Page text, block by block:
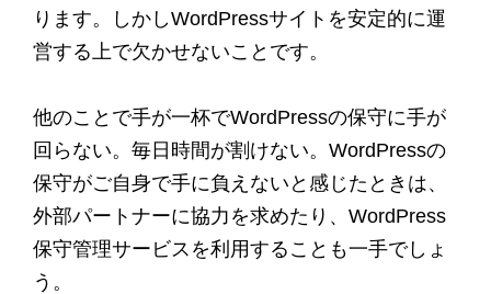
ります。しかしWordPressサイトを安定的に運
営する上で欠かせないことです。
他のことで手が一杯でWordPressの保守に手が
回らない。毎日時間が割けない。WordPressの
保守がご自身で手に負えないと感じたときは、
外部パートナーに協力を求めたり、WordPress
保守管理サービスを利用することも一手でしょ
う。